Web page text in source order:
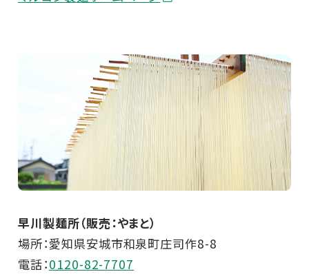
早川製麺所（販売：やまと）
場所：愛知県安城市和泉町庄司作8-8
電話：0120-82-7707